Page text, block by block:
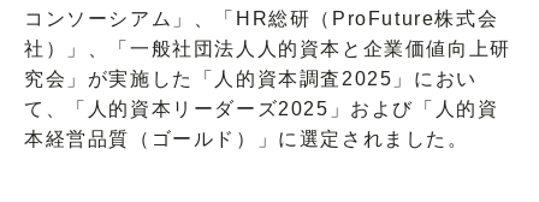
コンソーシアム」、「HR総研（ProFuture株式会
社）」、「一般社団法人人的資本と企業価値向上研
究会」が実施した「人的資本調査2025」におい
て、「人的資本リーダーズ2025」および「人的資
本経営品質（ゴールド）」に選定されました。